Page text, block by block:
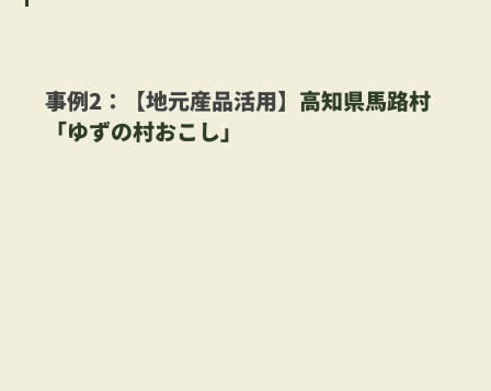
事例2：【地元産品活用】 高知県馬路村
「ゆずの村おこし」